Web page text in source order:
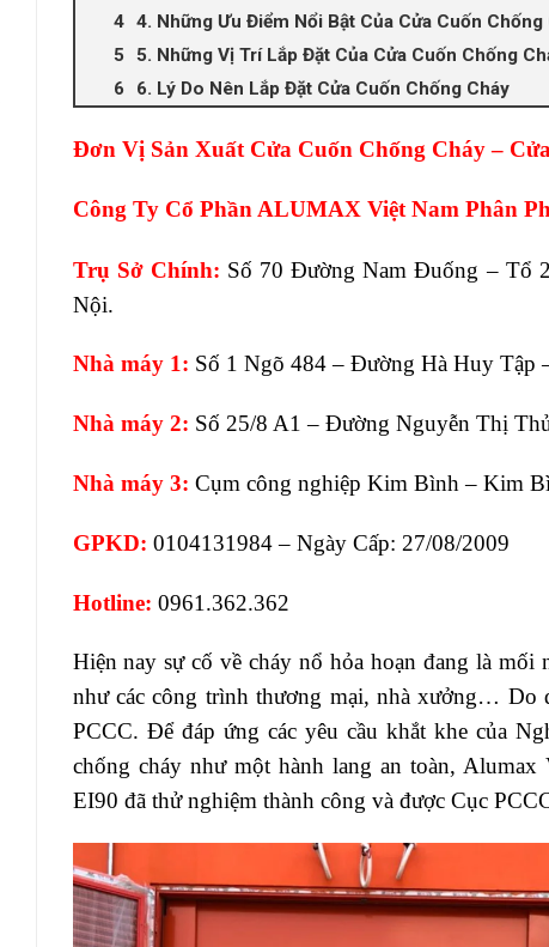
4. Những Ưu Điểm Nổi Bật Của Cửa Cuốn Chống
5. Những Vị Trí Lắp Đặt Của Cửa Cuốn Chống
6. Lý Do Nên Lắp Đặt Cửa Cuốn Chống Cháy
Đơn Vị Sản Xuất Cửa Cuốn Chống Cháy –
Công Ty Cổ Phần ALUMAX Việt Nam Phân
Trụ Sở Chính: Số 70 Đường Nam Đuống – Tổ
Nội.
Nhà máy 1: Số 1 Ngõ 484 – Đường Hà Huy Tập
Nhà máy 2: Số 25/8 A1 – Đường Nguyễn Thị
Nhà máy 3: Cụm công nghiệp Kim Bình – Kim
GPKD: 0104131984 – Ngày Cấp: 27/08/2009
Hotline: 0961.362.362
Hiện nay sự cố về cháy nổ hỏa hoạn đang là
như các công trình thương mại, nhà xưởng… Do
PCCC. Để đáp ứng các yêu cầu khắt khe của
chống cháy như một hành lang an toàn,
EI90 đã thử nghiệm thành công và được Cục